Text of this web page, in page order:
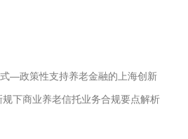
—政策性支持养老金融的上海创新
下商业养老信托业务合规要点解析